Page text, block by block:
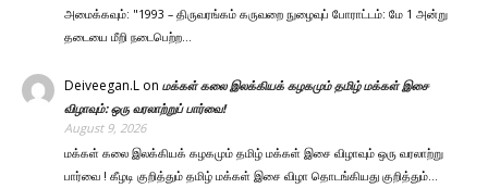
அமைக்கவும்: "1993 – திருவரங்கம் கருவறை நுழைவுப் போராட்டம்: மே 1 அன்று
தடையை மீறி நடைபெற்ற…
Deiveegan.L on மக்கள் கலை இலக்கியக் கழகமும் தமிழ் மக்கள் இசை
விழாவும்: ஒரு வரலாற்றுப் பார்வை!
August 9, 2026
மக்கள் கலை இலக்கியக் கழகமும் தமிழ் மக்கள் இசை விழாவும் ஒரு வரலாற்று
பார்வை ! கீழடி குறித்தும் தமிழ் மக்கள் இசை விழா தொடங்கியது குறித்தும்…